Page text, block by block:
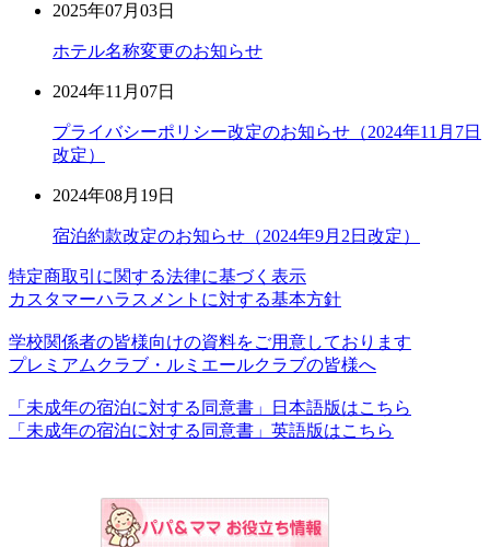
2025年07月03日
ホテル名称変更のお知らせ
2024年11月07日
プライバシーポリシー改定のお知らせ（2024年11月7日
改定）
2024年08月19日
宿泊約款改定のお知らせ（2024年9月2日改定）
特定商取引に関する法律に基づく表示
カスタマーハラスメントに対する基本方針
学校関係者の皆様向けの資料をご用意しております
プレミアムクラブ・ルミエールクラブの皆様へ
「未成年の宿泊に対する同意書」日本語版はこちら
「未成年の宿泊に対する同意書」英語版はこちら